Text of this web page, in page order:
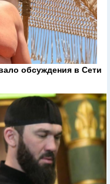
обсуждения в Сети